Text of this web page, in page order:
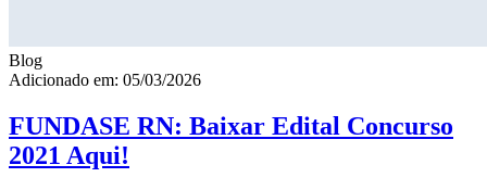
Blog
Adicionado em: 05/03/2026
FUNDASE RN: Baixar Edital Concurso
2021 Aqui!